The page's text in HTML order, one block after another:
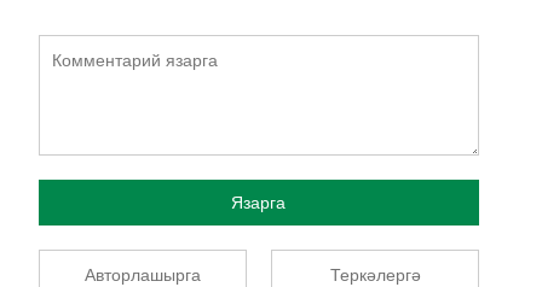
Язарга
Авторлашырга Теркәлергә